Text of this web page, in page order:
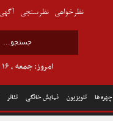
چهره ها تلویزیون نمایش خانگی تئاتر
امروز: جمعه , ۱۶ مرداد ۱۴۰۵
نظرخواهی نظرسنجی آگهی